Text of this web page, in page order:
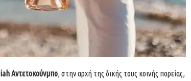
Αντετοκούνμπο, στην αρχή της δικής τους κοινής πορείας,